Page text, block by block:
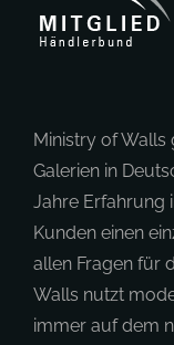
Ministry of
Galerien in
Jahre Erfahrung
Kunden einen
allen Fragen für
Walls nutzt
immer auf dem